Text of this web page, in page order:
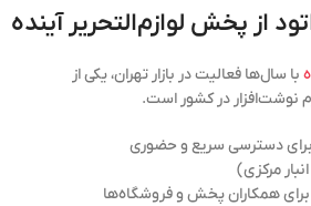
از پخش لوازم‌التحریر آینده
با سال‌ها فعالیت در بازار تهران، یکی از
نوشت‌افزار در کشور است.
برای دسترسی سریع و حضوری
مرکزی)
همکاران پخش و فروشگاه‌ها